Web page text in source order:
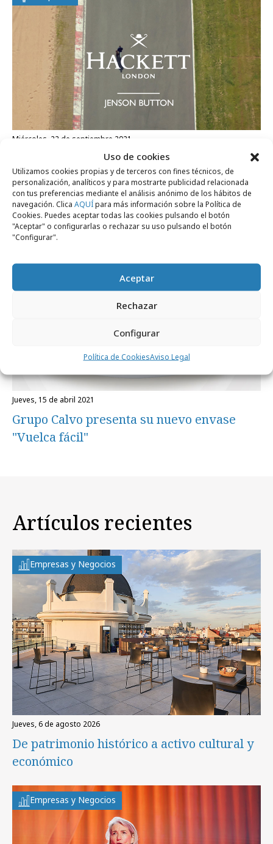
Uso de cookies
Utilizamos cookies propias y de terceros con fines técnicos, de
personalización, analíticos y para mostrarte publicidad relacionada
con tus preferencias mediante el análisis anónimo de los hábitos de
navegación. Clica AQUÍpara más información sobre la Política de
Cookies. Puedes aceptar todas las cookies pulsando el botón
"Aceptar" o configurarlas o rechazar su uso pulsando el botón
"Configurar".
Aceptar
Rechazar
Configurar
Política de CookiesAviso Legal
miércoles, 22 de septiembre 2021
Comunica+A firma la campaña global de
Hackett London
Campañas
jueves, 15 de abril 2021
Grupo Calvo presenta su nuevo envase
"Vuelca fácil"
Artículos recientes
Empresas y Negocios
jueves, 6 de agosto 2026
De patrimonio histórico a activo cultural y
económico
Empresas y Negocios